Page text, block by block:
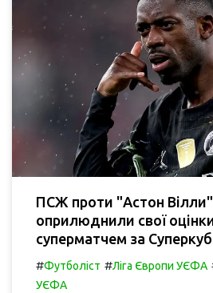
ПСЖ проти "Астон
оприлюднили свої
суперматчем за
#Футболіст #Ліга Європи УЄФА
УЄФА